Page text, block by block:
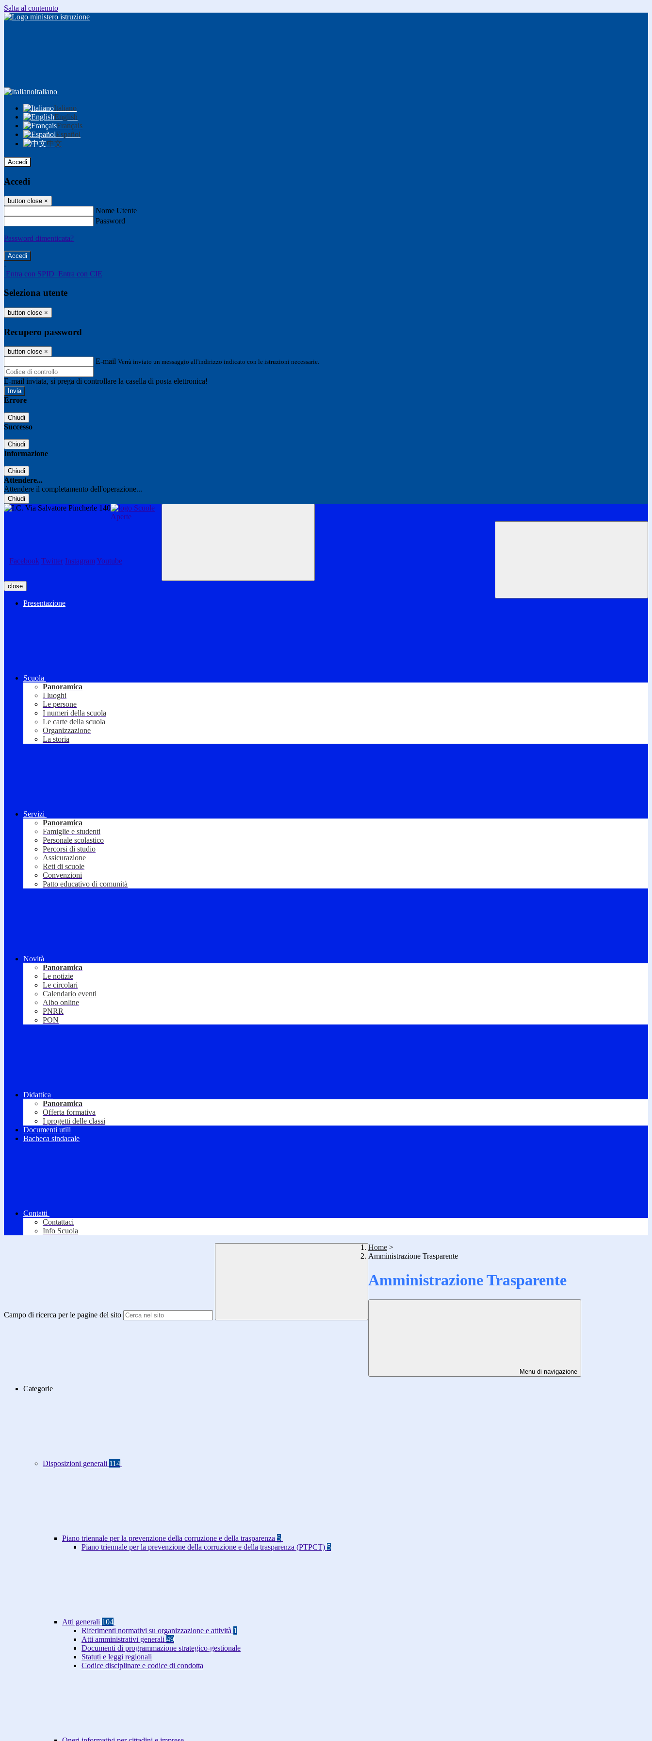
Salta al contenuto
Italiano
Italiano
English
Français
Español
中文
Accedi
Accedi
button close ×
Nome Utente
Password
Password dimenticata?
-
Entra con SPID Entra con CIE
Seleziona utente
button close ×
Recupero password
button close ×
E-mail Verrà inviato un messaggio all'indirizzo indicato con le istruzioni necessarie.
E-mail inviata, si prega di controllare la casella di posta elettronica!
Errore
Chiudi
Successo
Chiudi
Informazione
Chiudi
Attendere...
Attendere il completamento dell'operazione...
Chiudi
Facebook Twitter Instagram Youtube
close
Presentazione
Scuola
Panoramica
I luoghi
Le persone
I numeri della scuola
Le carte della scuola
Organizzazione
La storia
Servizi
Panoramica
Famiglie e studenti
Personale scolastico
Percorsi di studio
Assicurazione
Reti di scuole
Convenzioni
Patto educativo di comunità
Novità
Panoramica
Le notizie
Le circolari
Calendario eventi
Albo online
PNRR
PON
Didattica
Panoramica
Offerta formativa
I progetti delle classi
Documenti utili
Bacheca sindacale
Contatti
Contattaci
Info Scuola
Campo di ricerca per le pagine del sito
Home >
Amministrazione Trasparente
Amministrazione Trasparente
Menu di navigazione
Categorie
Disposizioni generali 114
Piano triennale per la prevenzione della corruzione e della trasparenza 5
Piano triennale per la prevenzione della corruzione e della trasparenza (PTPCT) 5
Atti generali 104
Riferimenti normativi su organizzazione e attività 1
Atti amministrativi generali 49
Documenti di programmazione strategico-gestionale
Statuti e leggi regionali
Codice disciplinare e codice di condotta